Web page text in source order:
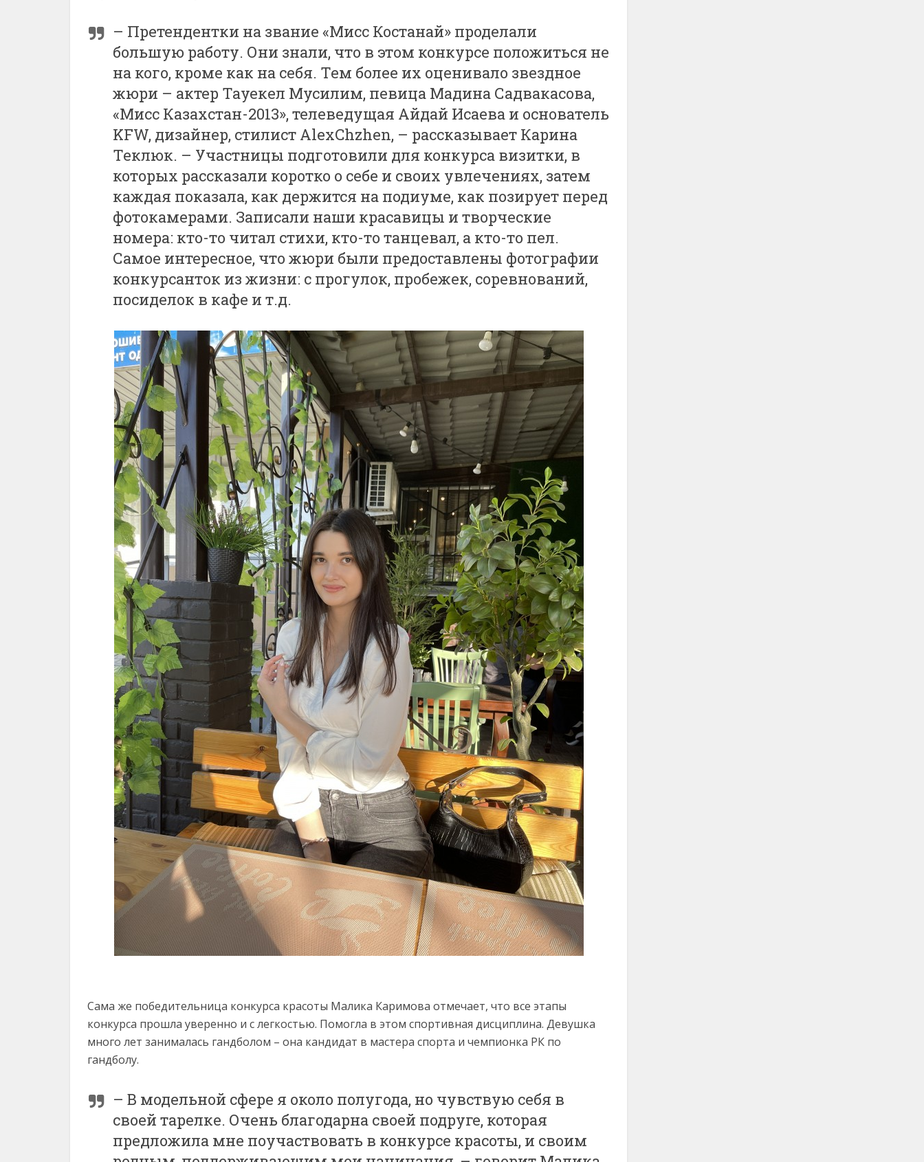
– Претендентки на звание «Мисс Костанай» проделали
большую работу. Они знали, что в этом конкурсе положиться не
на кого, кроме как на себя. Тем более их оценивало звездное
жюри – актер Тауекел Мусилим, певица Мадина Садвакасова,
«Мисс Казахстан-2013», телеведущая Айдай Исаева и основатель
KFW, дизайнер, стилист AlexChzhen, – рассказывает Карина
Теклюк. – Участницы подготовили для конкурса визитки, в
которых рассказали коротко о себе и своих увлечениях, затем
каждая показала, как держится на подиуме, как позирует перед
фотокамерами. Записали наши красавицы и творческие
номера: кто-то читал стихи, кто-то танцевал, а кто-то пел.
Самое интересное, что жюри были предоставлены фотографии
конкурсанток из жизни: с прогулок, пробежек, соревнований,
посиделок в кафе и т.д.
Сама же победительница конкурса красоты Малика Каримова отмечает, что все этапы
конкурса прошла уверенно и с легкостью. Помогла в этом спортивная дисциплина. Девушка
много лет занималась гандболом – она кандидат в мастера спорта и чемпионка РК по
гандболу.
– В модельной сфере я около полугода, но чувствую себя в
своей тарелке. Очень благодарна своей подруге, которая
предложила мне поучаствовать в конкурсе красоты, и своим